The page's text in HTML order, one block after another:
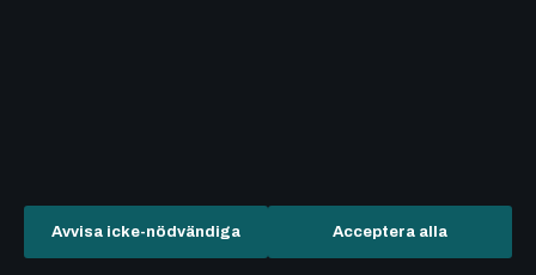
Avvisa icke-nödvändiga Acceptera alla